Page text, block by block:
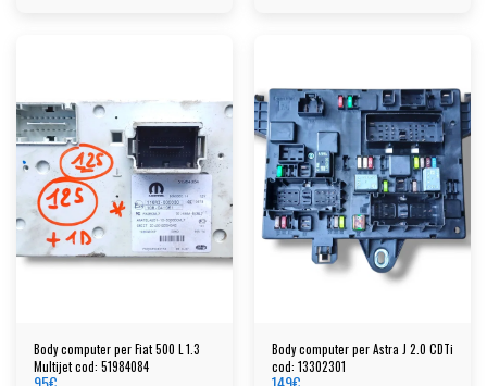
Body computer per Fiat 500 L 1.3
Multijet cod: 51984084
Body computer per Astra J 2.0 CDTi
cod: 13302301